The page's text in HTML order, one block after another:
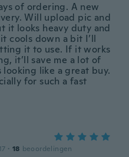
of ordering. A new
Will upload pic and
it looks heavy duty and
cools down a bit I’ll
it to use. If it works
it’ll save me a lot of
looking like a great buy.
for such a fast
· 18 beoordelingen